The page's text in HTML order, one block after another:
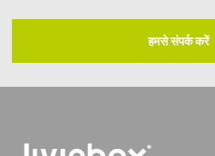
हमसे संपर्क करें